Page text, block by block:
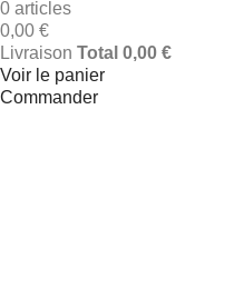
0 articles
0,00 €
Livraison Total 0,00 €
Voir le panier
Commander